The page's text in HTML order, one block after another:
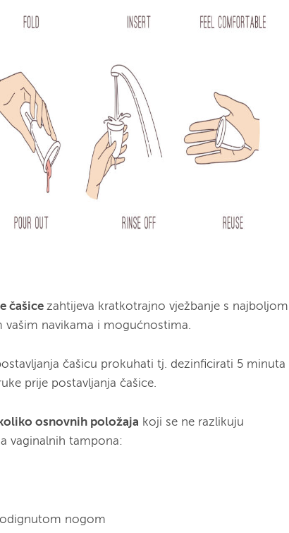
čašicezahtijeva kratkotrajno vježbanje s najboljom
navikama i mogućnostima.
čašicu prokuhati tj. dezinficirati 5 minuta
prije postavljanja čašice.
osnovnih položaja koji se ne razlikuju
vaginalnih tampona:
nogom